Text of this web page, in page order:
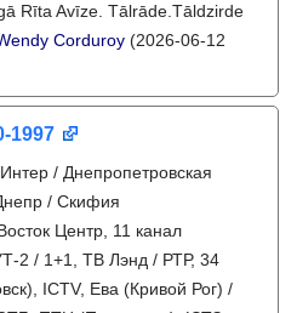
Rīta Avīze. Tālrāde.Tāldzirde
Corduroy (2026-06-12
1997
/ Днепропетровская
/ Скифия
Центр, 11 канал
2 / 1+1, ТВ Лэнд / РТР, 34
ICTV, Ева (Кривой Рог) /